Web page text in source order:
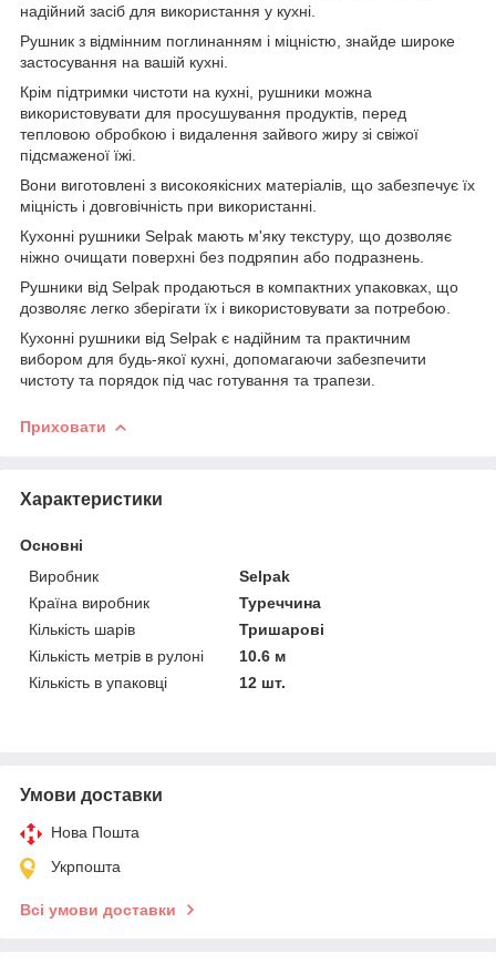
надійний засіб для використання у кухні.
Рушник з відмінним поглинанням і міцністю, знайде широке
застосування на вашій кухні.
Крім підтримки чистоти на кухні, рушники можна
використовувати для просушування продуктів, перед
тепловою обробкою і видалення зайвого жиру зі свіжої
підсмаженої їжі.
Вони виготовлені з високоякісних матеріалів, що забезпечує їх
міцність і довговічність при використанні.
Кухонні рушники Selpak мають м'яку текстуру, що дозволяє
ніжно очищати поверхні без подряпин або подразнень.
Рушники від Selpak продаються в компактних упаковках, що
дозволяє легко зберігати їх і використовувати за потребою.
Кухонні рушники від Selpak є надійним та практичним
вибором для будь-якої кухні, допомагаючи забезпечити
чистоту та порядок під час готування та трапези.
Приховати
Характеристики
Основні
Виробник
Selpak
Країна виробник
Туреччина
Кількість шарів
Тришарові
Кількість метрів в рулоні
10.6 м
Кількість в упаковці
12 шт.
Умови доставки
Нова Пошта
Укрпошта
Всі умови доставки